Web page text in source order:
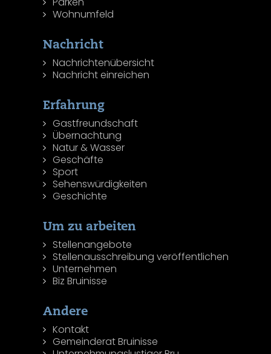
Wohnumfeld
Nachricht
Nachrichtenübersicht
Nachricht einreichen
Erfahrung
Gastfreundschaft
Übernachtung
Natur & Wasser
Geschäfte
Sport
Sehenswürdigkeiten
Geschichte
Um zu arbeiten
Stellenangebote
Stellenausschreibung veröffentlichen
Unternehmen
Biz Bruinisse
Andere
Kontakt
Gemeinderat Bruinisse